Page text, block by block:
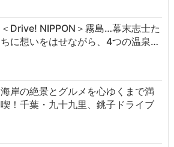
＜Drive! NIPPON＞霧島…幕末志士た
ちに想いをはせながら、4つの温泉…
海岸の絶景とグルメを心ゆくまで満
喫！千葉・九十九里、銚子ドライブ